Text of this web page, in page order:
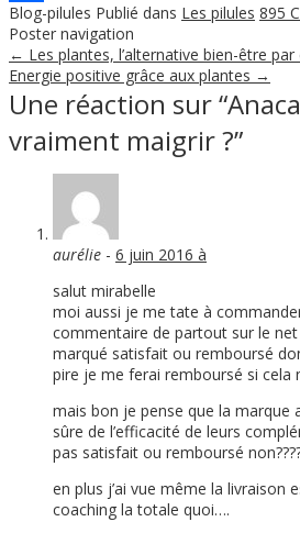
Partager
Blog-pilules Publié dans Les pilules 895
Poster navigation
← Les plantes, l’alternative bien-être par
Energie positive grâce aux plantes →
Une réaction sur “
vraiment maigrir ?”
aurélie - 6 juin 2016 à
salut mirabelle
moi aussi je me tate à
commentaire de partout sur le
marqué satisfait ou remboursé
pire je me ferai remboursé si cela
mais bon je pense que la marque
sûre de l’efficacité de leurs
pas satisfait ou remboursé
en plus j’ai vue même la livraison
coaching la totale quoi….